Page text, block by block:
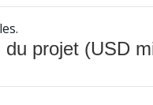
projet (USD